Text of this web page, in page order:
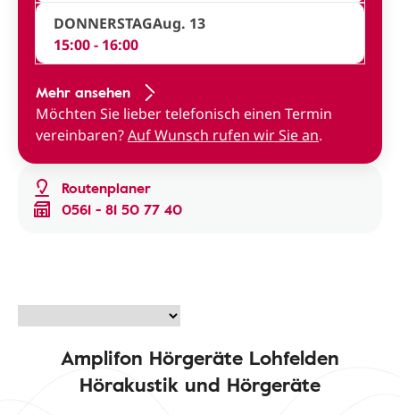
Routenplaner
0561 - 81 50 77 40
DONNERSTAGAug. 13
15:00 - 16:00
Mehr ansehen
Möchten Sie lieber telefonisch einen Termin
vereinbaren?Auf Wunsch rufen wir Sie an.
Amplifon Hörgeräte Lohfelden
Hörakustik und Hörgeräte